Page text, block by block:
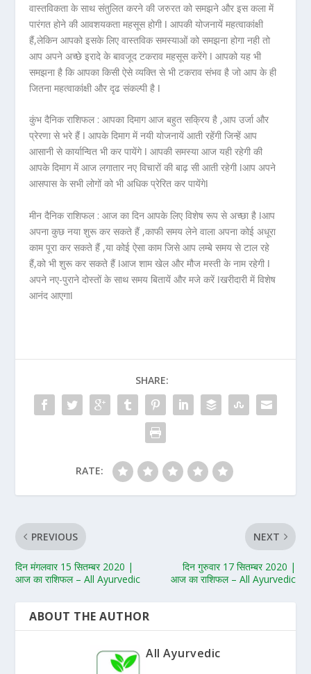
वास्तविकता के साथ संतुलित करने की जरुरत को समझने और इस कला में
पारंगत होने की आवशयकता महसूस होगी ǀ आपकी योजनायें महत्वाकांक्षी
हैं,लेकिन आपको इसके लिए वास्तविक समस्याओं को समझना होगा नही तो
आप अपने अच्छे इरादे के बावजूद टकराव महसूस करेंगे ǀ आपको यह भी
समझना है कि आपका किसी ऐसे व्यक्ति से भी टकराव संभव है जो आप के ही
जितना महत्वाकांक्षी और दृढ संकल्पी है ǀ
कुंभ दैनिक राशिफल :आपका दिमाग आज बहुत सक्रिय है ,आप उर्जा और
प्रेरणा से भरे हैं ǀ आपके दिमाग में नयी योजनायें आती रहेंगी जिन्हें आप
आसानी से कार्यान्वित भी कर पायेंगे ǀ आपकी समस्या आज यही रहेगी की
आपके दिमाग में आज लगातार नए विचारों की बाढ़ सी आती रहेगी ǀआप अपने
आसपास के सभी लोगों को भी अधिक प्रेरित कर पायेंगेǀ
मीन दैनिक राशिफल :आज का दिन आपके लिए विशेष रूप से अच्छा है ǀआप
अपना कुछ नया शुरू कर सकते हैं ,काफी समय लेने वाला अपना कोई अधूरा
काम पूरा कर सकते हैं ,या कोई ऐसा काम जिसे आप लम्बे समय से टाल रहे
हैं,को भी शुरू कर सकते हैं ǀआज शाम खेल और मौज मस्ती के नाम रहेगी ǀ
अपने नए-पुराने दोस्तों के साथ समय बितायें और मजे करें ǀखरीदारी में विशेष
आनंद आएगाǀ
SHARE:
RATE:
PREVIOUS
दिन मंगलवार 15 सितम्बर 2020 |
आज का राशिफल – All Ayurvedic
NEXT
दिन गुरुवार 17 सितम्बर 2020 |
आज का राशिफल – All Ayurvedic
ABOUT THE AUTHOR
All Ayurvedic